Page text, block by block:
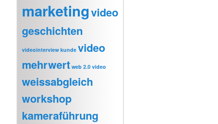
marketingvideo
geschichten
videointerview kunde video
mehrwert web 2.0 video
weissabgleich
workshop
kameraführung